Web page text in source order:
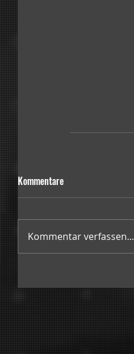
Kommentare
Kommentar verfassen...